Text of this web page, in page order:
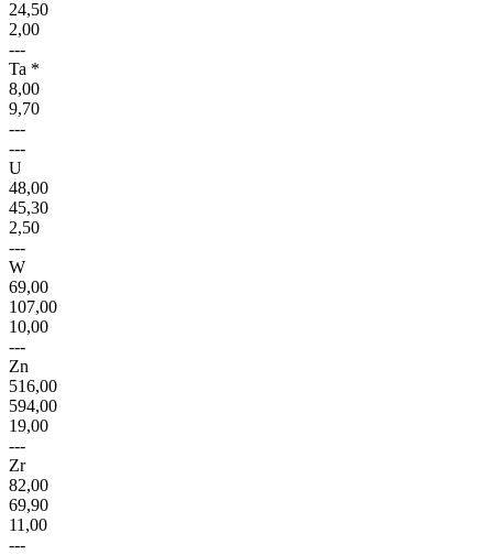
24,50
2,00
---
Ta *
8,00
9,70
---
---
U
48,00
45,30
2,50
---
W
69,00
107,00
10,00
---
Zn
516,00
594,00
19,00
---
Zr
82,00
69,90
11,00
---